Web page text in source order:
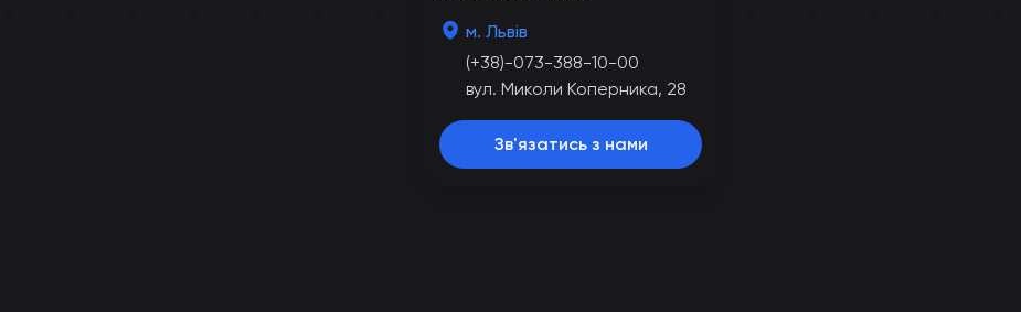
м. Львів
(+38)-073-388-10-00
вул. Миколи Коперника, 28
Зв'язатись з нами